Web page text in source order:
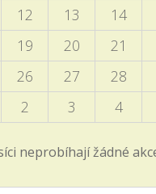
v Sasku
vyjíždějící děti
2. stupně - Programový
- volby
12 13 14
19 20 21
26 27 28
2 3 4
neprobíhají žádné